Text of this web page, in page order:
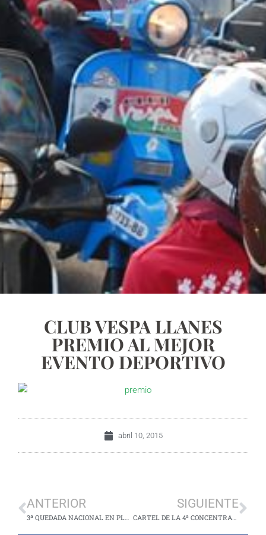
CLUB VESPA LLANES
PREMIO AL MEJOR
EVENTO DEPORTIVO
abril 10, 2015
ANTERIOR
3ª QUEDADA NACIONAL EN PLASENCIA
SIGUIENTE
CARTEL DE LA 4ª CONCENTRACIÓN